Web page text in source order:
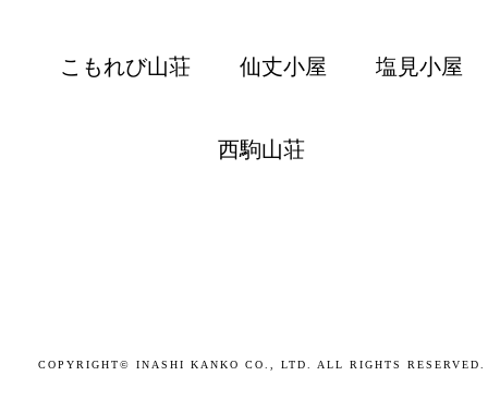
こもれび山荘 仙丈小屋 塩見小屋
西駒山荘
COPYRIGHT© INASHI KANKO CO., LTD. ALL RIGHTS RESERVED.